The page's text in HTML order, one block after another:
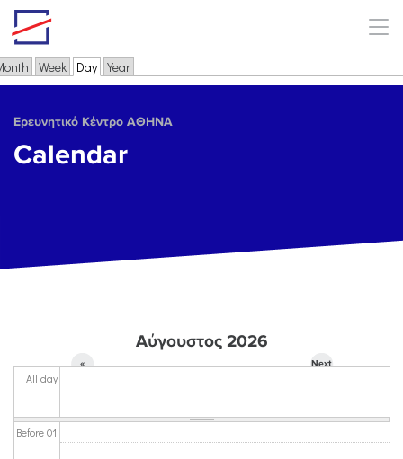
Skip to main content
Primary tabs
Week Day(active tab)
Year
Ερευνητικό Κέντρο ΑΘΗΝΑ
Calendar
Αύγουστος 2026
«
Next
All day
Before 01